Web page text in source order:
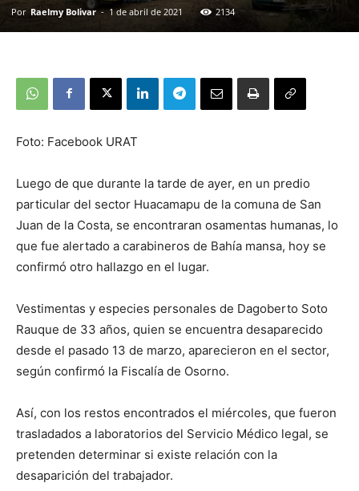
Por Raelmy Bolivar - 1 de abril de 2021 2134
Foto: Facebook URAT
Luego de que durante la tarde de ayer, en un predio
particular del sector Huacamapu de la comuna de San
Juan de la Costa, se encontraran osamentas humanas, lo
que fue alertado a carabineros de Bahía mansa, hoy se
confirmó otro hallazgo en el lugar.
Vestimentas y especies personales de Dagoberto Soto
Rauque de 33 años, quien se encuentra desaparecido
desde el pasado 13 de marzo, aparecieron en el sector,
según confirmó la Fiscalía de Osorno.
Así, con los restos encontrados el miércoles, que fueron
trasladados a laboratorios del Servicio Médico legal, se
pretenden determinar si existe relación con la
desaparición del trabajador.